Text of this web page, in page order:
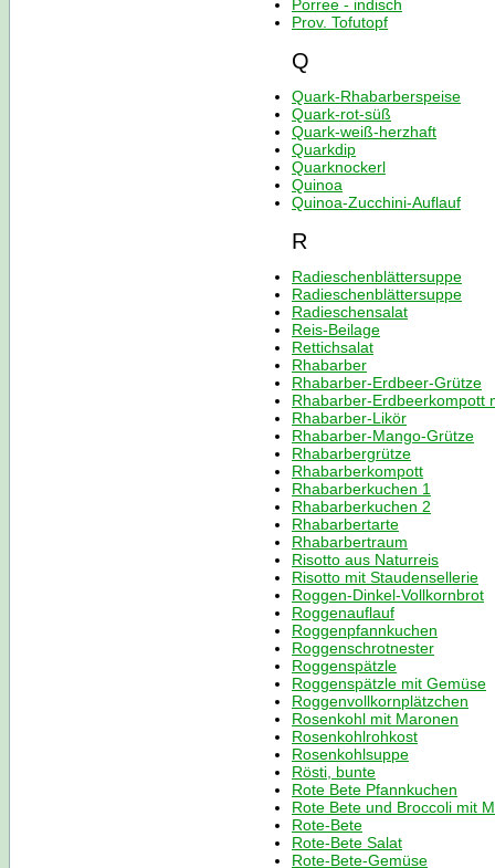
Porree - indisch
Prov. Tofutopf
Q
Quark-Rhabarberspeise
Quark-rot-süß
Quark-weiß-herzhaft
Quarkdip
Quarknockerl
Quinoa
Quinoa-Zucchini-Auflauf
R
Radieschenblättersuppe
Radieschenblättersuppe
Radieschensalat
Reis-Beilage
Rettichsalat
Rhabarber
Rhabarber-Erdbeer-Grütze
Rhabarber-Erdbeerkompott
Rhabarber-Likör
Rhabarber-Mango-Grütze
Rhabarbergrütze
Rhabarberkompott
Rhabarberkuchen 1
Rhabarberkuchen 2
Rhabarbertarte
Rhabarbertraum
Risotto aus Naturreis
Risotto mit Staudensellerie
Roggen-Dinkel-Vollkornbrot
Roggenauflauf
Roggenpfannkuchen
Roggenschrotnester
Roggenspätzle
Roggenspätzle mit Gemüse
Roggenvollkornplätzchen
Rosenkohl mit Maronen
Rosenkohlrohkost
Rosenkohlsuppe
Rösti, bunte
Rote Bete Pfannkuchen
Rote Bete und Broccoli mit
Rote-Bete
Rote-Bete Salat
Rote-Bete-Gemüse